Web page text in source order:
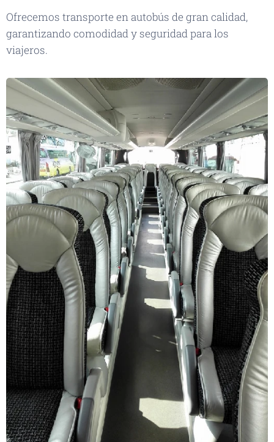
Ofrecemos transporte en autobús de gran calidad,
garantizando comodidad y seguridad para los
viajeros.